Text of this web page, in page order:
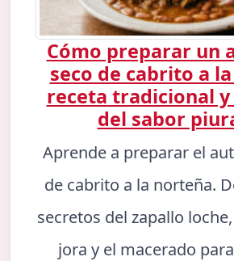
Cómo preparar un
seco de cabrito a
receta tradicional
del sabor
Aprende a preparar el
de cabrito a la norteña.
secretos del zapallo
jora y el macerado